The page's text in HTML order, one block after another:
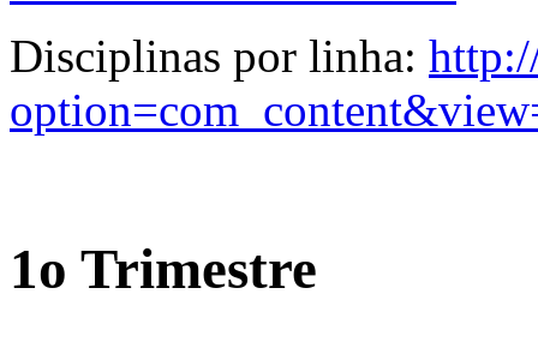
Disciplinas por linha:
1o Trimestre